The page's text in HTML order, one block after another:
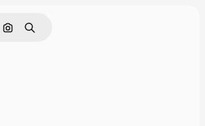
Cerca per immagine
Ricerca